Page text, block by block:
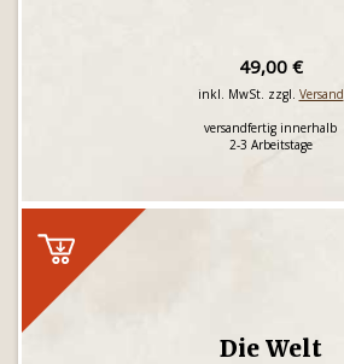
49,00 €
inkl. MwSt. zzgl. Versand
versandfertig innerhalb
2-3 Arbeitstage
Die Welt